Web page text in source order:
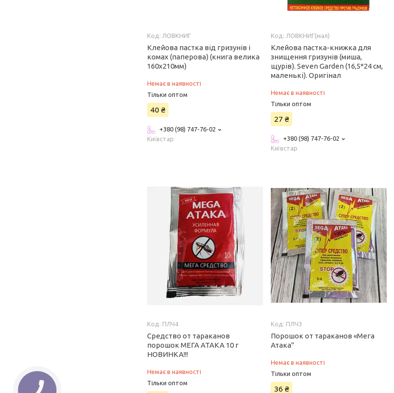
ЛОВКНИГ
Клейова пастка від гризунів і
комах (паперова) (книга велика
160х210мм)
Немає в наявності
Тільки оптом
40 ₴
+380 (98) 747-76-02
Київстар
ЛОВКНИГ(мал)
Клейова пастка-книжка для
знищення гризунів (миша,
щурів). Seven Garden (16,5*24 см,
маленькі). Оригінал
Немає в наявності
Тільки оптом
27 ₴
+380 (98) 747-76-02
Київстар
ПЛЧ4
Средство от тараканов
порошок МЕГА АТАКА 10 г
НОВИНКА!!!
Немає в наявності
Тільки оптом
ПЛЧ3
Порошок от тараканов «Мега
Атака"
Немає в наявності
Тільки оптом
36 ₴